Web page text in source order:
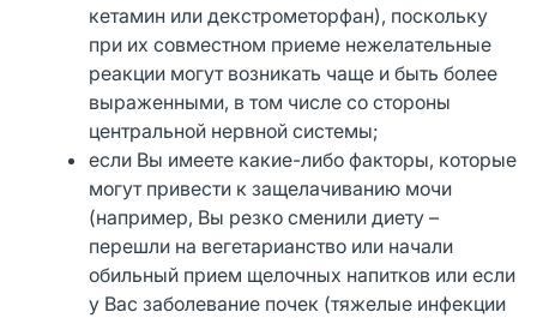
кетамин или декстрометорфан), поскольку
при их совместном приеме нежелательные
реакции могут возникать чаще и быть более
выраженными, в том числе со стороны
центральной нервной системы;
если Вы имеете какие-либо факторы, которые
могут привести к защелачиванию мочи
(например, Вы резко сменили диету –
перешли на вегетарианство или начали
обильный прием щелочных напитков или если
у Вас заболевание почек (тяжелые инфекции